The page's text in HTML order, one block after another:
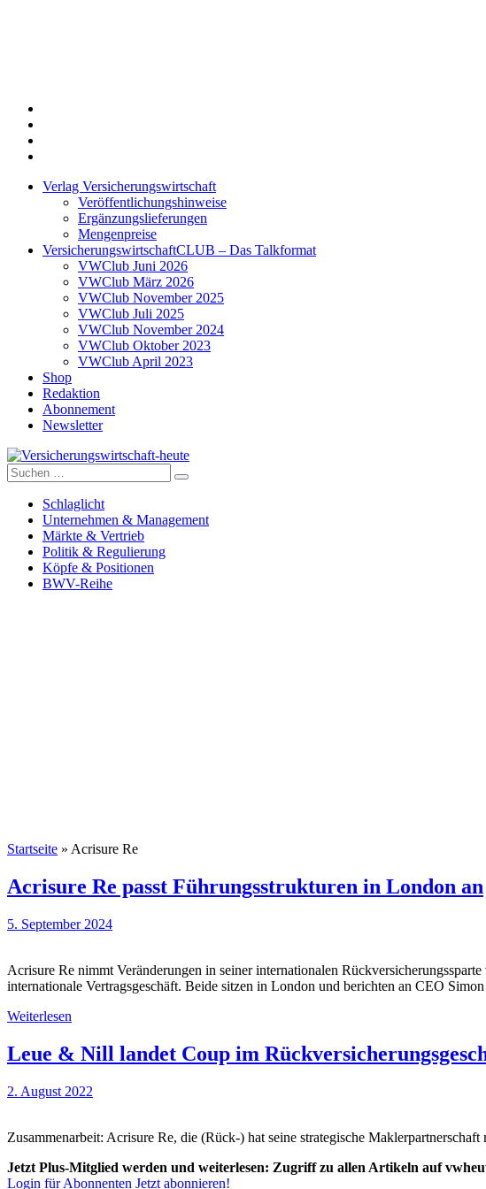
Verlag Versicherungswirtschaft
Veröffentlichungshinweise
Ergänzungslieferungen
Mengenpreise
VersicherungswirtschaftCLUB – Das Talkformat
VWClub Juni 2026
VWClub März 2026
VWClub November 2025
VWClub Juli 2025
VWClub November 2024
VWClub Oktober 2023
VWClub April 2023
Shop
Redaktion
Abonnement
Newsletter
Versicherungswirtschaft-heute
Suche
nach:
Schlaglicht
Unternehmen & Management
Märkte & Vertrieb
Politik & Regulierung
Köpfe & Positionen
BWV-Reihe
Startseite » Acrisure Re
Acrisure Re passt Führungsstrukturen in London an
5. September 2024
Acrisure Re nimmt Veränderungen in seiner internationalen
internationale Vertragsgeschäft. Beide sitzen in London und berichten an CEO
Weiterlesen
Leue & Nill landet Coup im
2. August 2022
Zusammenarbeit: Acrisure Re, die (Rück-) hat seine strategische
Jetzt Plus-Mitglied werden und weiterlesen: Zugriff zu allen Artikeln auf
Login für Abonnenten Jetzt abonnieren!